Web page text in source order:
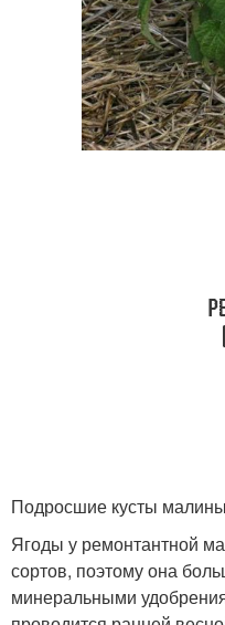
Подросшие кусты
Ягоды у ремонтантной
сортов, поэтому она
минеральными